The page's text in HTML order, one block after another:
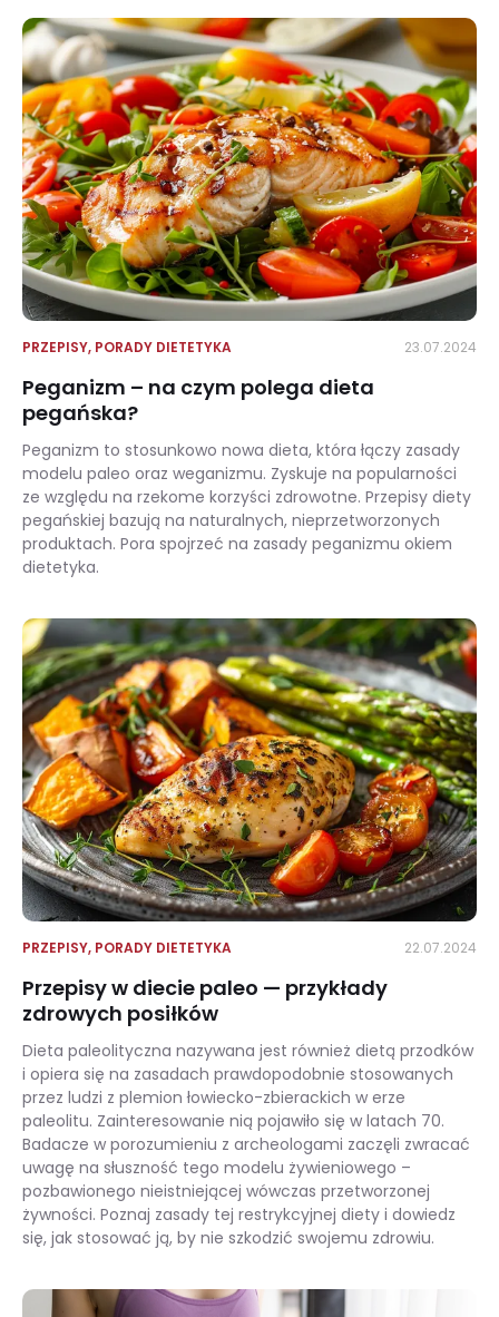
PRZEPISY, PORADY DIETETYKA 23.07.2024
Peganizm – na czym polega dieta
pegańska?
Peganizm to stosunkowo nowa dieta, która łączy zasady
modelu paleo oraz weganizmu. Zyskuje na popularności
ze względu na rzekome korzyści zdrowotne. Przepisy diety
pegańskiej bazują na naturalnych, nieprzetworzonych
produktach. Pora spojrzeć na zasady peganizmu okiem
dietetyka.
PRZEPISY, PORADY DIETETYKA 22.07.2024
Przepisy w diecie paleo — przykłady
zdrowych posiłków
Dieta paleolityczna nazywana jest również dietą przodków
i opiera się na zasadach prawdopodobnie stosowanych
przez ludzi z plemion łowiecko-zbierackich w erze
paleolitu. Zainteresowanie nią pojawiło się w latach 70.
Badacze w porozumieniu z archeologami zaczęli zwracać
uwagę na słuszność tego modelu żywieniowego –
pozbawionego nieistniejącej wówczas przetworzonej
żywności. Poznaj zasady tej restrykcyjnej diety i dowiedz
się, jak stosować ją, by nie szkodzić swojemu zdrowiu.